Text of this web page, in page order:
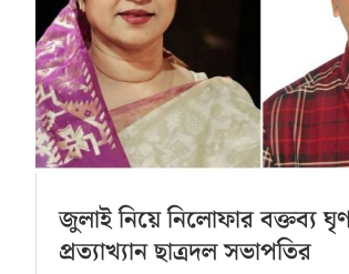
জুলাই নিয়ে নিলোফার বক্তব্য
প্রত্যাখ্যান ছাত্রদল সভাপতির